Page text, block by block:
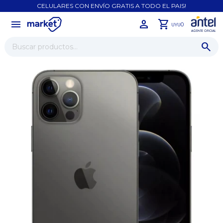
CELULARES CON ENVÍO GRATIS A TODO EL PAIS!
menu UYU0
close